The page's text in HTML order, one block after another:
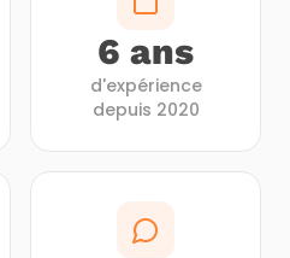
6 ans
d'expérience
depuis 2020